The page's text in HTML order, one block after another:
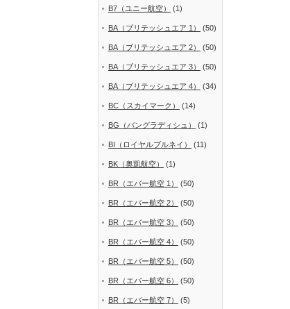
B7（ユニー航空） (1)
BA（ブリテッシュエア 1） (50)
BA（ブリテッシュエア 2） (50)
BA（ブリテッシュエア 3） (50)
BA（ブリテッシュエア 4） (34)
BC（スカイマーク） (14)
BG（バングラディシュ） (1)
BI（ロイヤルブルネイ） (11)
BK（奥凱航空） (1)
BR（エバー航空 1） (50)
BR（エバー航空 2） (50)
BR（エバー航空 3） (50)
BR（エバー航空 4） (50)
BR（エバー航空 5） (50)
BR（エバー航空 6） (50)
BR（エバー航空 7） (5)